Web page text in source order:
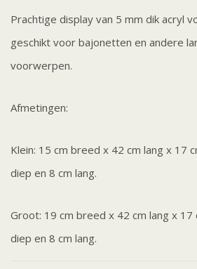
Prachtige display van 5 mm dik acryl
geschikt voor bajonetten en andere
voorwerpen.
Afmetingen:
Klein: 15 cm breed x 42 cm lang x 17
diep en 8 cm lang.
Groot: 19 cm breed x 42 cm lang x 17
diep en 8 cm lang.